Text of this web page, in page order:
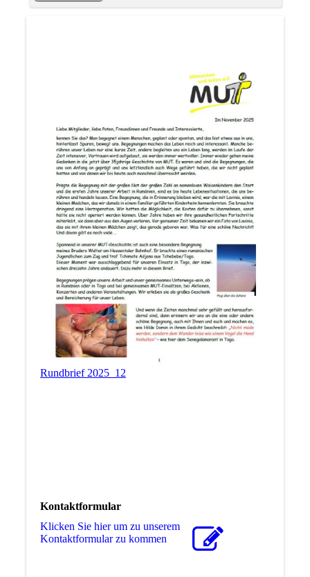
Rundbrief 2025_12
Kontaktformular
Klicken Sie hier um zu unserem
Kon­takt­for­mu­lar zu kommen